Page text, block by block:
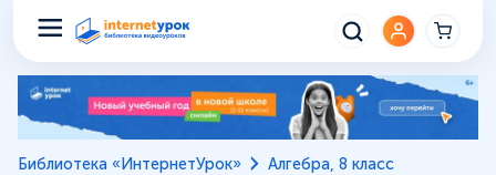
Библиотека «ИнтернетУрок» Алгебра, 8 класс